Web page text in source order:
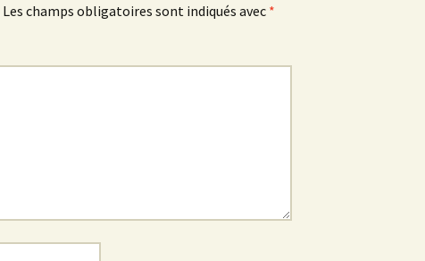
Les champs obligatoires sont indiqués avec *